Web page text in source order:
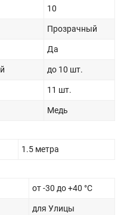
10
Прозрачный
Да
до 10 шт.
11 шт.
Медь
1.5 метра
от -30 до +40 °С
для Улицы